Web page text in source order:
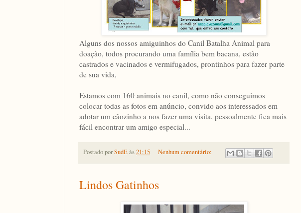
Alguns dos nossos amiguinhos do Canil Batalha Animal para
doação, todos procurando uma família bem bacana, estão
castrados e vacinados e vermifugados, prontinhos para fazer parte
de sua vida,
Estamos com 160 animais no canil, como não conseguimos
colocar todas as fotos em anúncio, convido aos interessados em
adotar um cãozinho a nos fazer uma visita, pessoalmente fica mais
fácil encontrar um amigo especial...
Postado porSudEàs21:15 Nenhum comentário:
Lindos Gatinhos